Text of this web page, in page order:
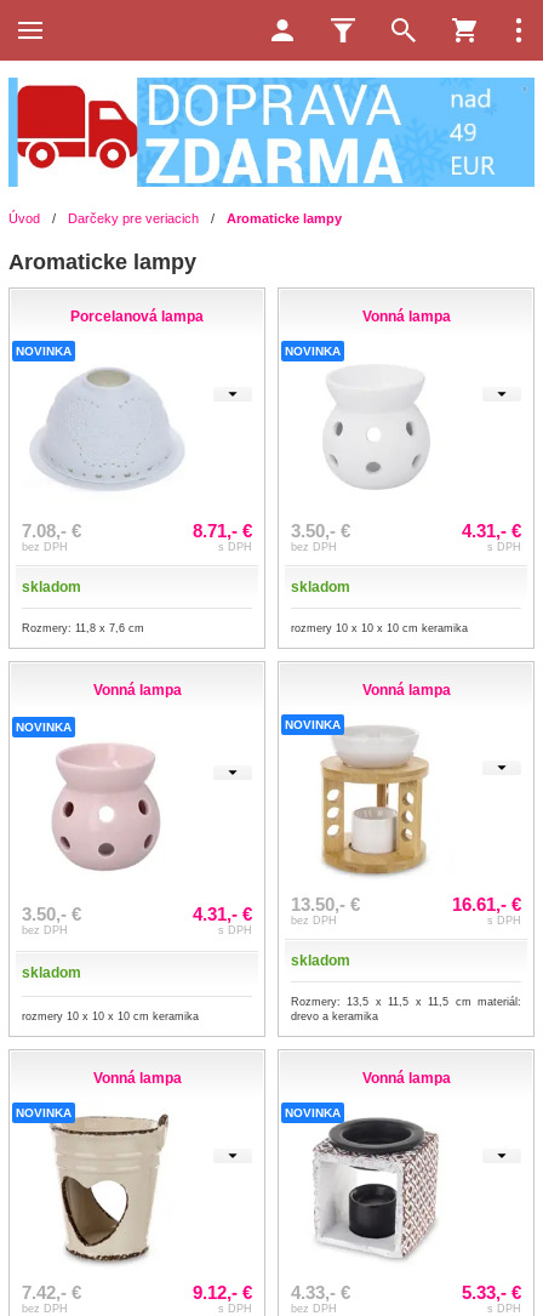
Úvod / Darčeky pre veriacich / Aromaticke lampy
Aromaticke lampy
Porcelanová lampa
NOVINKA
7.08,- €
bez DPH
8.71,- €
s DPH
skladom
Rozmery: 11,8 x 7,6 cm
Vonná lampa
NOVINKA
3.50,- €
bez DPH
4.31,- €
s DPH
skladom
rozmery 10 x 10 x 10 cm keramika
Vonná lampa
NOVINKA
3.50,- €
bez DPH
4.31,- €
s DPH
skladom
rozmery 10 x 10 x 10 cm keramika
Vonná lampa
NOVINKA
13.50,- €
bez DPH
16.61,- €
s DPH
skladom
Rozmery: 13,5 x 11,5 x 11,5 cm materiál:
drevo a keramika
Vonná lampa
NOVINKA
7.42,- €
bez DPH
9.12,- €
s DPH
Vonná lampa
NOVINKA
4.33,- €
bez DPH
5.33,- €
s DPH